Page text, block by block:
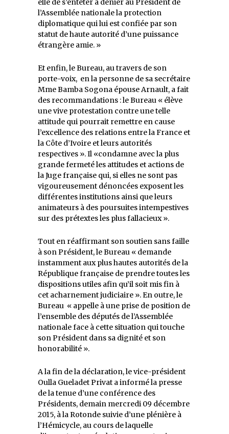
elle de s’entêter à denier au Président de
l’Assemblée nationale la protection
diplomatique qui lui est confiée par son
statut de haute autorité d’une puissance
étrangère amie. »
Et enfin, le Bureau, au travers de son
porte-voix, en la personne de sa secrétaire
Mme Bamba Sogona épouse Arnault, a fait
des recommandations : le Bureau « élève
une vive protestation contre une telle
attitude qui pourrait remettre en cause
l’excellence des relations entre la France et
la Côte d’Ivoire et leurs autorités
respectives ». Il «condamne avec la plus
grande fermeté les attitudes et actions de
la Juge française qui, si elles ne sont pas
vigoureusement dénoncées exposent les
différentes institutions ainsi que leurs
animateurs à des poursuites intempestives
sur des prétextes les plus fallacieux ».
Tout en réaffirmant son soutien sans faille
à son Président, le Bureau « demande
instamment aux plus hautes autorités de la
République française de prendre toutes les
dispositions utiles afin qu’il soit mis fin à
cet acharnement judiciaire ». En outre, le
Bureau « appelle à une prise de position de
l’ensemble des députés de l’Assemblée
nationale face à cette situation qui touche
son Président dans sa dignité et son
honorabilité ».
A la fin de la déclaration, le vice-président
Oulla Gueladet Privat a informé la presse
de la tenue d’une conférence des
Présidents, demain mercredi 09 décembre
2015, à la Rotonde suivie d’une plénière à
l’Hémicycle, au cours de laquelle